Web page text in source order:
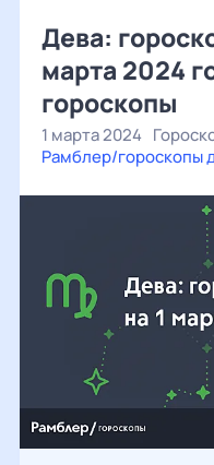
Дева:
марта 2024
гороскопы
1 марта 2024
Рамблер/гороскопы